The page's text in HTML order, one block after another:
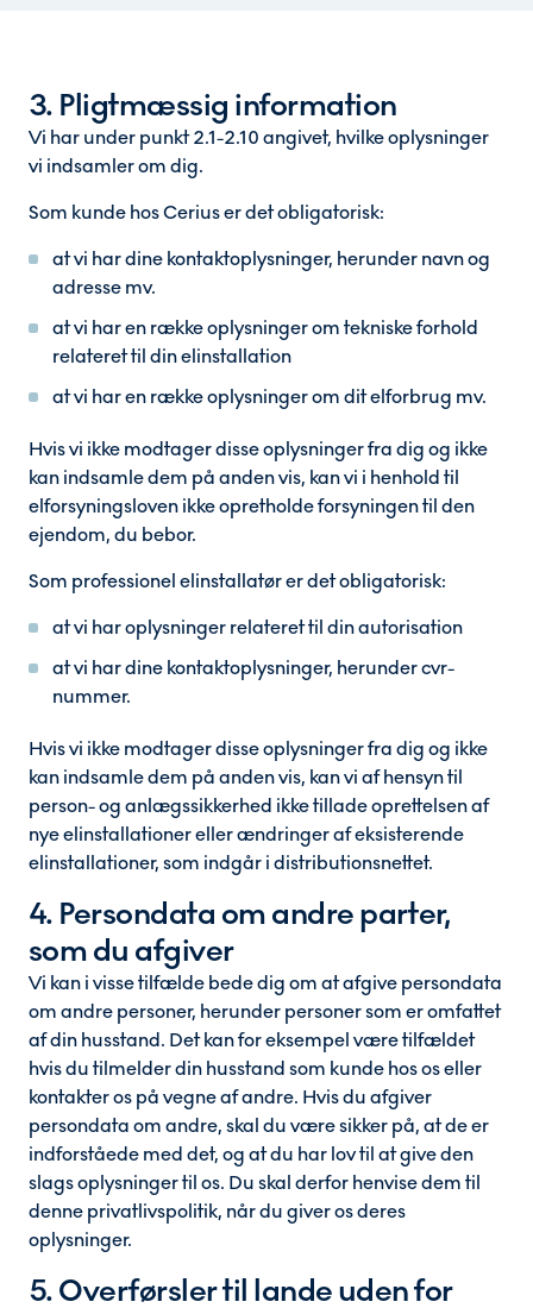
3. Pligtmæssig information
Vi har under punkt 2.1-2.10 angivet, hvilke oplysninger
vi indsamler om dig.
Som kunde hos Cerius er det obligatorisk:
at vi har dine kontaktoplysninger, herunder navn og
adresse mv.
at vi har en række oplysninger om tekniske forhold
relateret til din elinstallation
at vi har en række oplysninger om dit elforbrug mv.
Hvis vi ikke modtager disse oplysninger fra dig og ikke
kan indsamle dem på anden vis, kan vi i henhold til
elforsyningsloven ikke opretholde forsyningen til den
ejendom, du bebor.
Som professionel elinstallatør er det obligatorisk:
at vi har oplysninger relateret til din autorisation
at vi har dine kontaktoplysninger, herunder cvr-
nummer.
Hvis vi ikke modtager disse oplysninger fra dig og ikke
kan indsamle dem på anden vis, kan vi af hensyn til
person- og anlægssikkerhed ikke tillade oprettelsen af
nye elinstallationer eller ændringer af eksisterende
elinstallationer, som indgår i distributionsnettet.
4. Persondata om andre parter,
som du afgiver
Vi kan i visse tilfælde bede dig om at afgive persondata
om andre personer, herunder personer som er omfattet
af din husstand. Det kan for eksempel være tilfældet
hvis du tilmelder din husstand som kunde hos os eller
kontakter os på vegne af andre. Hvis du afgiver
persondata om andre, skal du være sikker på, at de er
indforståede med det, og at du har lov til at give den
slags oplysninger til os. Du skal derfor henvise dem til
denne privatlivspolitik, når du giver os deres
oplysninger.
5. Overførsler til lande uden for